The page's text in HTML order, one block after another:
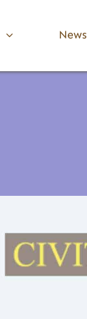
News